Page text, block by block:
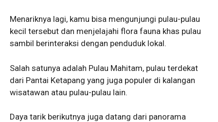
Menariknya lagi, kamu bisa mengunjungi pulau-pulau
kecil tersebut dan menjelajahi flora fauna khas pulau
sambil berinteraksi dengan penduduk lokal.
Salah satunya adalah Pulau Mahitam, pulau terdekat
dari Pantai Ketapang yang juga populer di kalangan
wisatawan atau pulau-pulau lain.
Daya tarik berikutnya juga datang dari panorama